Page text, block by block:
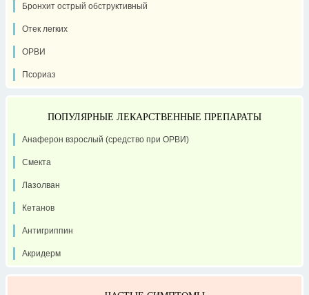
Бронхит острый обструктивный
Отек легких
ОРВИ
Псориаз
ПОПУЛЯРНЫЕ ЛЕКАРСТВЕННЫЕ ПРЕПАРАТЫ
Анаферон взрослый (средство при ОРВИ)
Смекта
Лазолван
Кетанов
Антигриппин
Акридерм